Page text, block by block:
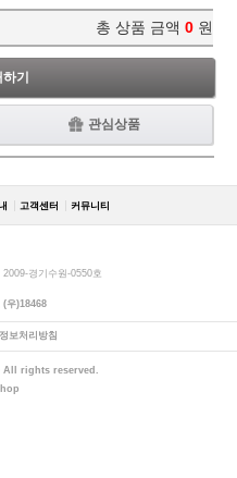
총 상품 금액 0 원
기
관심상품
고객센터 커뮤니티
경기수원-0550호
(우)18468
보처리방침
All rights reserved.